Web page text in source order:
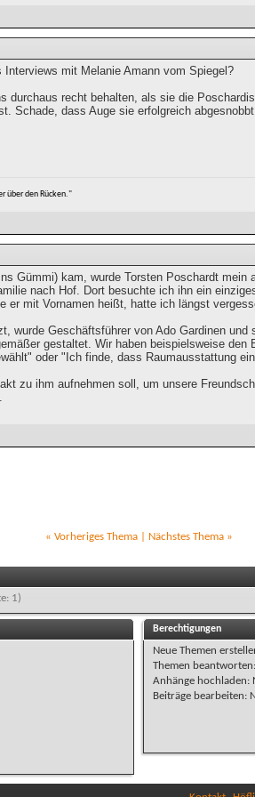
Interviews mit Melanie Amann vom Spiegel?
durchaus recht behalten, als sie die
Schade, dass Auge sie erfolgreich
über den Rücken."
Gümmi) kam, wurde Torsten Poschardt mein
nach Hof. Dort besuchte ich ihn ein
er mit Vornamen heißt, hatte ich längst
wurde Geschäftsführer von Ado Gardinen
gestaltet. Wir haben beispielsweise
oder "Ich finde, dass Raumausstattung
zu ihm aufnehmen soll, um unsere
« Vorheriges Thema| Nächstes Thema »
1)
Berechtigungen
Neue Themen
Themen beantworten:
Anhänge hochladen:
Beiträge bearbeiten: